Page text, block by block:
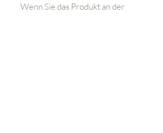
Wenn Sie das Produkt an der